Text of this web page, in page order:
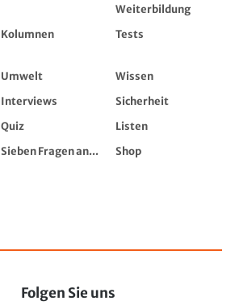
Weiterbildung
Kolumnen Tests
Umwelt
Wissen
Interviews
Sicherheit
Quiz
Listen
Sieben Fragen an...
Shop
Folgen Sie uns